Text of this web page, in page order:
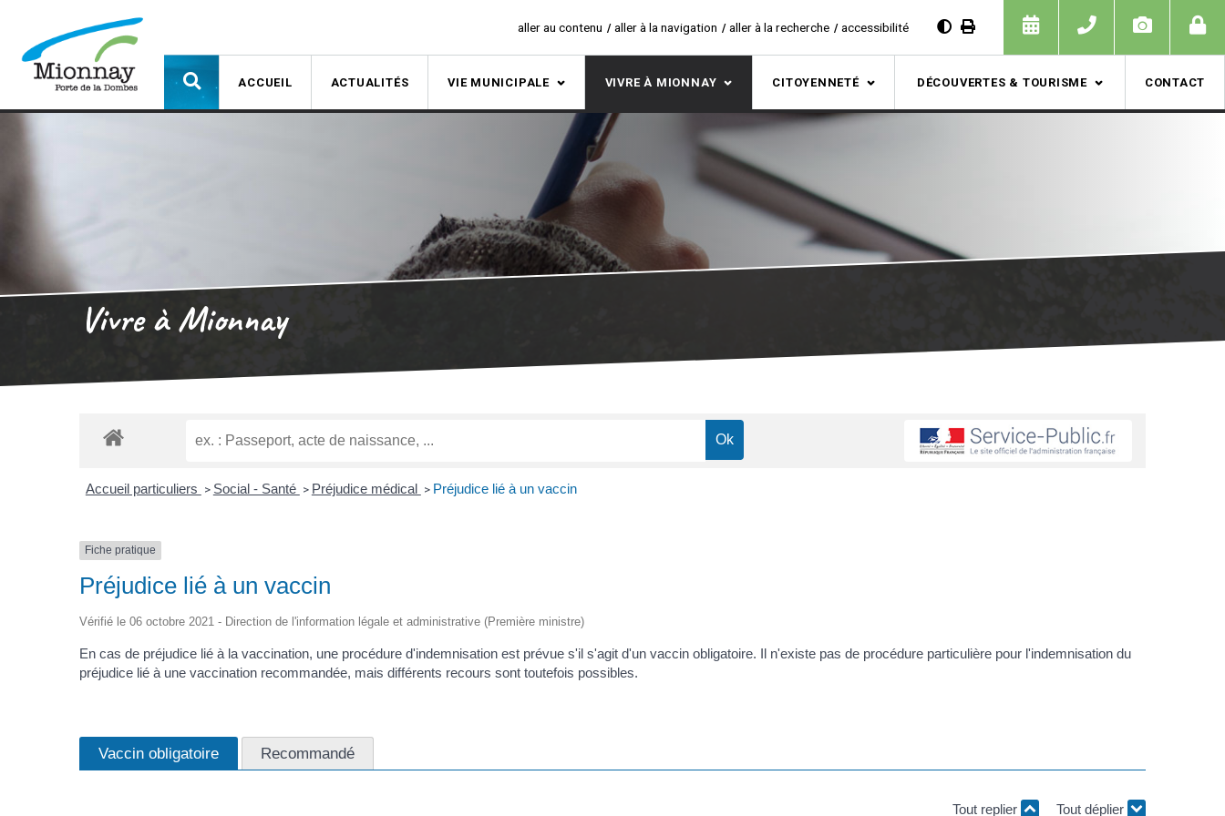
aller au contenu aller à la navigation aller à la recherche accessibilité
ACCUEIL ACTUALITÉS VIE MUNICIPALE VIVRE À MIONNAY CITOYENNETÉ DÉCOUVERTES & TOURISME CONTACT
Vivre à Mionnay
Accueil particuliers > Social - Santé > Préjudice médical > Préjudice lié à un vaccin
Fiche pratique
Préjudice lié à un vaccin
Vérifié le 06 octobre 2021 - Direction de l'information légale et administrative (Première ministre)
En cas de préjudice lié à la vaccination, une procédure d'indemnisation est prévue s'il s'agit d'un vaccin obligatoire. Il n'existe pas de procédure particulière pour l'indemnisation du
préjudice lié à une vaccination recommandée, mais différents recours sont toutefois possibles.
Vaccin obligatoire Recommandé
Tout replier Tout déplier